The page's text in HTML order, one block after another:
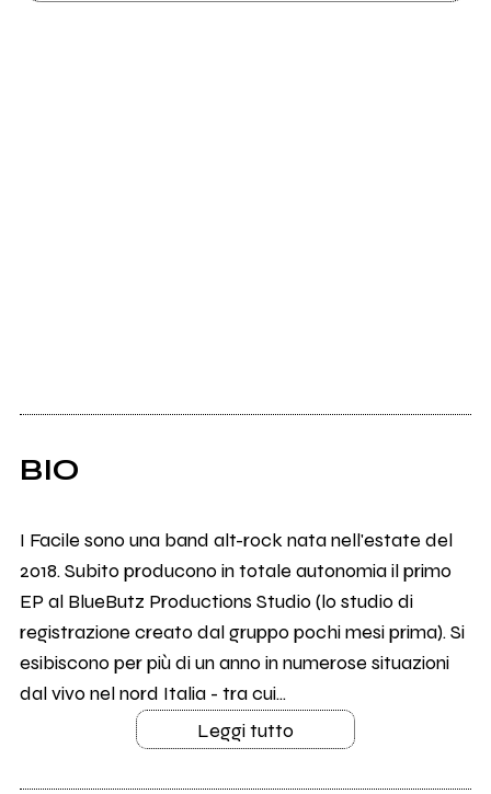
BIO
I Facile sono una band alt-rock nata nell'estate del
2018. Subito producono in totale autonomia il primo
EP al BlueButz Productions Studio (lo studio di
registrazione creato dal gruppo pochi mesi prima). Si
esibiscono per più di un anno in numerose situazioni
dal vivo nel nord Italia - tra cui...
Leggi tutto